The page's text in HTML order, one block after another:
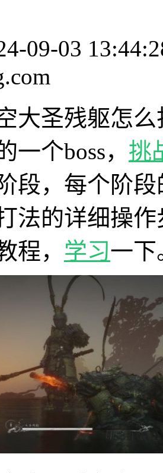
09-03
大圣残躯怎
一个boss， 挑
段，每个阶
法的详细操
程， 学习一下